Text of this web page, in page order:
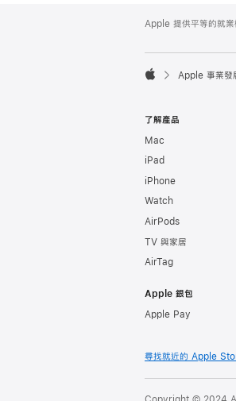
Footer
Apple 提供平等的就業

Apple 事業發
了解產品
Mac
iPad
iPhone
Watch
AirPods
TV 與家居
AirTag
Apple 銀包
Apple Pay
尋找就近的 Apple